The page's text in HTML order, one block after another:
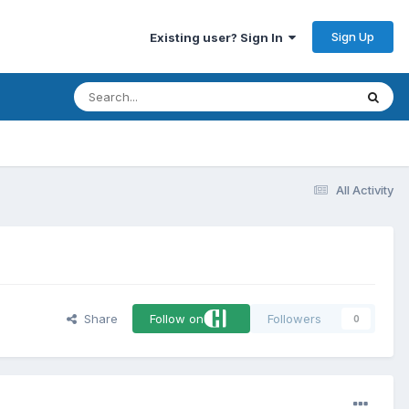
Existing user? Sign In Sign Up
All Activity
Share Follow on Followers 0